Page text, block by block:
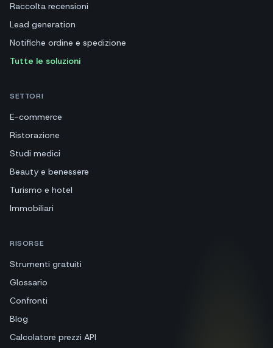
Raccolta recensioni
Lead generation
Notifiche ordine e spedizione
Tutte le soluzioni
SETTORI
E-commerce
Ristorazione
Studi medici
Beauty e benessere
Turismo e hotel
Immobiliari
RISORSE
Strumenti gratuiti
Glossario
Confronti
Blog
Calcolatore prezzi API